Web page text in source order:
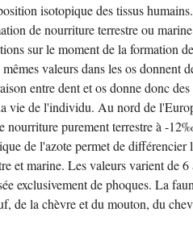
isotopique des tissus
de nourriture terrestre ou
sur le moment de la formation
valeurs dans les os donnent
entre dent et os donne donc des
vie de l'individu. Au nord de
nourriture purement terrestre à -
de l'azote permet de différencier
et marine. Les valeurs varient de 6
exclusivement de phoques. La
de la chèvre et du mouton, du